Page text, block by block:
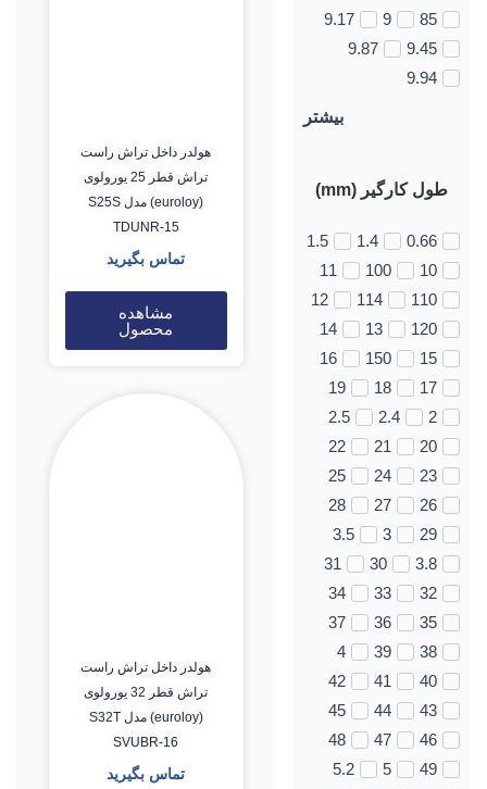
85
9
9.17
9.45
9.87
9.94
بیشتر
طول کارگیر (mm)
0.66
1.4
1.5
10
100
11
110
114
12
120
13
14
15
150
16
17
18
19
2
2.4
2.5
20
21
22
23
24
25
26
27
28
29
3
3.5
3.8
30
31
32
33
34
35
36
37
38
39
4
40
41
42
43
44
45
46
47
48
49
5
5.2
هولدر داخل تراش راست
تراش قطر 25 یورولوی
(euroloy) مدل S25S
TDUNR-15
تماس بگیرید
مشاهده
محصول
هولدر داخل تراش راست
تراش قطر 32 یورولوی
(euroloy) مدل S32T
SVUBR-16
تماس بگیرید